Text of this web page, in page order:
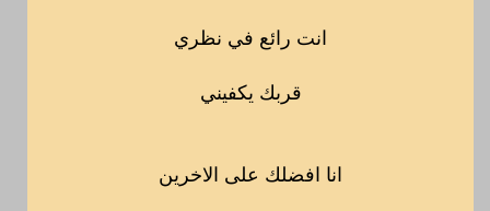
انت رائع في نظري
قربك يكفيني
انا افضلك على الاخرين